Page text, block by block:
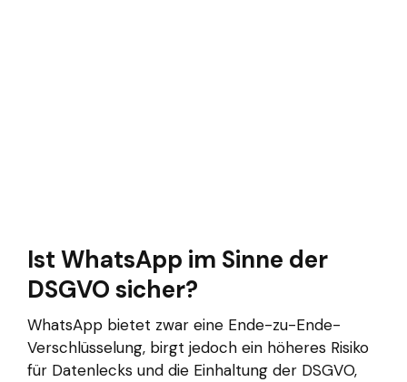
Ist WhatsApp im Sinne der
DSGVO sicher?
WhatsApp bietet zwar eine Ende-zu-Ende-
Verschlüsselung, birgt jedoch ein höheres Risiko
für Datenlecks und die Einhaltung der DSGVO,